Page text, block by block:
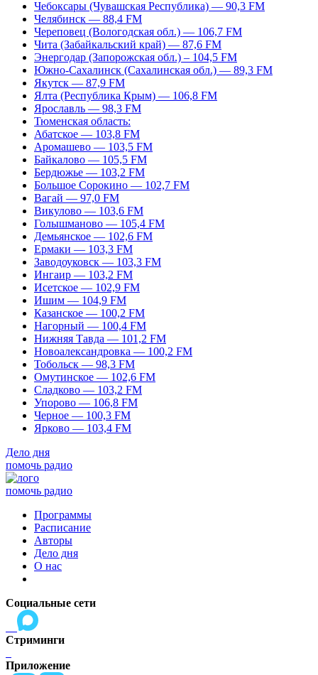
Чебоксары (Чувашская Республика) — 90,3 FM
Челябинск — 88,4 FM
Череповец (Вологодская обл.) — 106,7 FM
Чита (Забайкальский край) — 87,6 FM
Энергодар (Запорожская обл.) – 104,5 FM
Южно-Сахалинск (Сахалинская обл.) — 89,3 FM
Якутск — 87,9 FM
Ялта (Республика Крым) — 106,8 FM
Ярославль — 98,3 FM
Тюменская область:
Абатское — 103,8 FM
Аромашево — 103,5 FM
Байкалово — 105,5 FM
Бердюжье — 103,2 FM
Большое Сорокино — 102,7 FM
Вагай — 97,0 FM
Викулово — 103,6 FM
Голышманово — 105,4 FM
Демьянское — 102,6 FM
Ермаки — 103,3 FM
Заводоуковск — 103,3 FM
Ингаир — 103,2 FM
Исетское — 102,9 FM
Ишим — 104,9 FM
Казанское — 100,2 FM
Нагорный — 100,4 FM
Нижняя Тавда — 101,2 FM
Новоалександровка — 100,2 FM
Тобольск — 98,3 FM
Омутинское — 102,6 FM
Сладково — 103,2 FM
Упорово — 106,8 FM
Черное — 100,3 FM
Ярково — 103,4 FM
Дело дня
помочь радио
помочь радио
Программы
Расписание
Авторы
Дело дня
О нас
Социальные сети
Стриминги
Приложение